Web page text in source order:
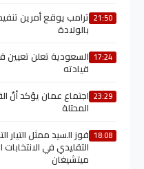
21:50 ترامب يوقع أمرين
بالولادة
17:24 السعودية تعلن تعيين
قيادته
23:29 اجتماع عمان يؤكد
المحتلة
18:08 فوز السيد ممثل التيار
التقليدي في
ميتشيغان